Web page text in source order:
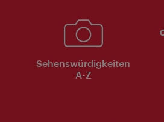
Sehenswürdigkeiten
A-Z